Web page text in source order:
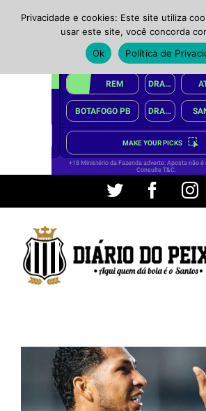
conteúdo
Twitter
Privacidade e cookies: Este site utiliza
usar este site, você concorda
Ok
Política de